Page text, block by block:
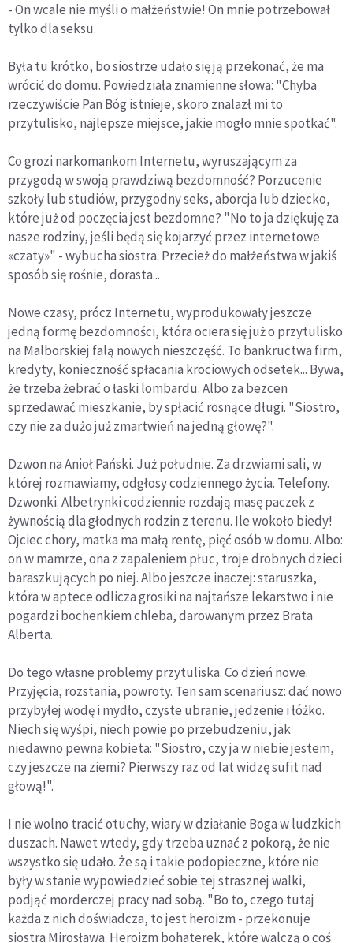
- On wcale nie myśli o małżeństwie! On mnie potrzebował
tylko dla seksu.
Była tu krótko, bo siostrze udało się ją przekonać, że ma
wrócić do domu. Powiedziała znamienne słowa: "Chyba
rzeczywiście Pan Bóg istnieje, skoro znalazł mi to
przytulisko, najlepsze miejsce, jakie mogło mnie spotkać".
Co grozi narkomankom Internetu, wyruszającym za
przygodą w swoją prawdziwą bezdomność? Porzucenie
szkoły lub studiów, przygodny seks, aborcja lub dziecko,
które już od poczęcia jest bezdomne? "No to ja dziękuję za
nasze rodziny, jeśli będą się kojarzyć przez internetowe
«czaty»" - wybucha siostra. Przecież do małżeństwa w jakiś
sposób się rośnie, dorasta...
Nowe czasy, prócz Internetu, wyprodukowały jeszcze
jedną formę bezdomności, która ociera się już o przytulisko
na Malborskiej falą nowych nieszczęść. To bankructwa firm,
kredyty, konieczność spłacania krociowych odsetek... Bywa,
że trzeba żebrać o łaski lombardu. Albo za bezcen
sprzedawać mieszkanie, by spłacić rosnące długi. "Siostro,
czy nie za dużo już zmartwień na jedną głowę?".
Dzwon na Anioł Pański. Już południe. Za drzwiami sali, w
której rozmawiamy, odgłosy codziennego życia. Telefony.
Dzwonki. Albetrynki codziennie rozdają masę paczek z
żywnością dla głodnych rodzin z terenu. Ile wokoło biedy!
Ojciec chory, matka ma małą rentę, pięć osób w domu. Albo:
on w mamrze, ona z zapaleniem płuc, troje drobnych dzieci
baraszkujących po niej. Albo jeszcze inaczej: staruszka,
która w aptece odlicza grosiki na najtańsze lekarstwo i nie
pogardzi bochenkiem chleba, darowanym przez Brata
Alberta.
Do tego własne problemy przytuliska. Co dzień nowe.
Przyjęcia, rozstania, powroty. Ten sam scenariusz: dać nowo
przybyłej wodę i mydło, czyste ubranie, jedzenie i łóżko.
Niech się wyśpi, niech powie po przebudzeniu, jak
niedawno pewna kobieta: "Siostro, czy ja w niebie jestem,
czy jeszcze na ziemi? Pierwszy raz od lat widzę sufit nad
głową!".
I nie wolno tracić otuchy, wiary w działanie Boga w ludzkich
duszach. Nawet wtedy, gdy trzeba uznać z pokorą, że nie
wszystko się udało. Że są i takie podopieczne, które nie
były w stanie wypowiedzieć sobie tej strasznej walki,
podjąć morderczej pracy nad sobą. "Bo to, czego tutaj
każda z nich doświadcza, to jest heroizm - przekonuje
siostra Mirosława. Heroizm bohaterek, które walczą o coś